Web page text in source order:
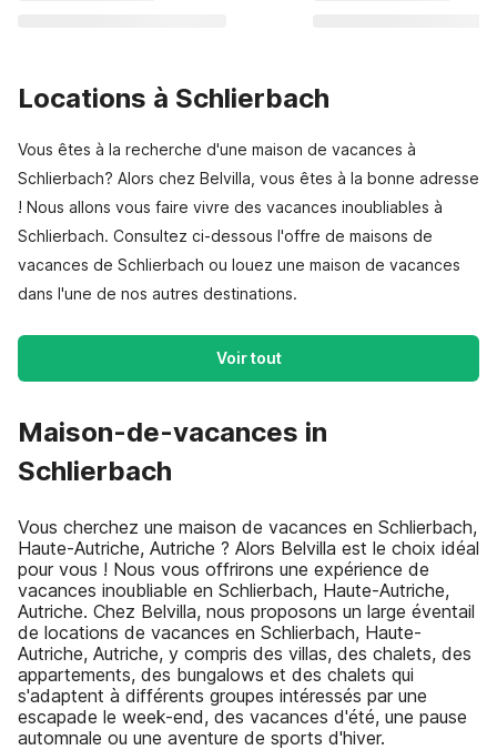
Locations à Schlierbach
Vous êtes à la recherche d'une maison de vacances à
Schlierbach? Alors chez Belvilla, vous êtes à la bonne adresse
! Nous allons vous faire vivre des vacances inoubliables à
Schlierbach. Consultez ci-dessous l'offre de maisons de
vacances de Schlierbach ou louez une maison de vacances
dans l'une de nos autres destinations.
Voir tout
Maison-de-vacances in
Schlierbach
Vous cherchez une maison de vacances en Schlierbach,
Haute-Autriche, Autriche ? Alors Belvilla est le choix idéal
pour vous ! Nous vous offrirons une expérience de
vacances inoubliable en Schlierbach, Haute-Autriche,
Autriche. Chez Belvilla, nous proposons un large éventail
de locations de vacances en Schlierbach, Haute-
Autriche, Autriche, y compris des villas, des chalets, des
appartements, des bungalows et des chalets qui
s'adaptent à différents groupes intéressés par une
escapade le week-end, des vacances d'été, une pause
automnale ou une aventure de sports d'hiver.